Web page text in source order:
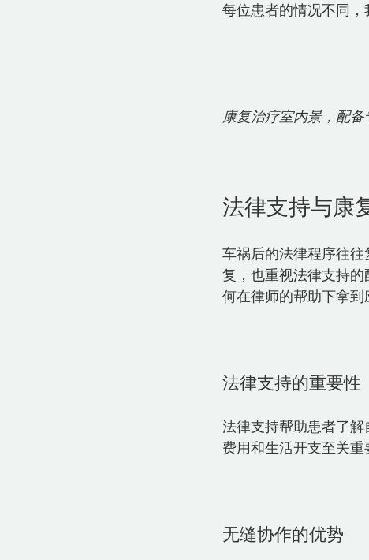
每位患者的情况不同
康复治疗室内景，配备
法律支持与康
车祸后的法律程序往
复，也重视法律支持
何在律师的帮助下拿到
法律支持的重要性
法律支持帮助患者了
费用和生活开支至关重
无缝协作的优势